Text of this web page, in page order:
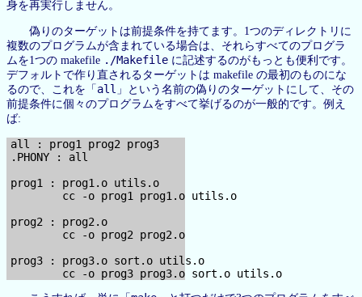
身を再実行しません。
偽りのターゲットは前提条件を持てます。1つのディレクトリに
複数のプログラムが含まれている場合は、それらすべてのプログラ
ムを1つの makefile ./Makefile に記述するのがもっとも便利です。
デフォルトで作り直されるターゲットは makefile の最初のものにな
るので、これを「 all 」という名前の偽りのターゲットにして、その
前提条件に個々のプログラムをすべて挙げるのが一般的です。例え
ば:
all : prog1 prog2 prog3
.PHONY : all
prog1 : prog1.o utils.o
        cc -o prog1 prog1.o utils.o
prog2 : prog2.o
        cc -o prog2 prog2.o
prog3 : prog3.o sort.o utils.o